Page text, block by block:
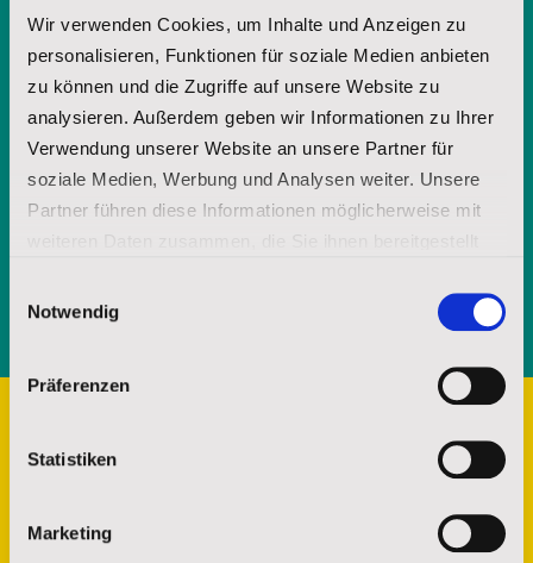
Wir verwenden Cookies, um Inhalte und Anzeigen zu
personalisieren, Funktionen für soziale Medien anbieten
zu können und die Zugriffe auf unsere Website zu
analysieren. Außerdem geben wir Informationen zu Ihrer
Verwendung unserer Website an unsere Partner für
soziale Medien, Werbung und Analysen weiter. Unsere
Partner führen diese Informationen möglicherweise mit
gesammelt haben.
Notwendig
Präferenzen
Statistiken
Marketing
E-Mail-Adresse
Mit Ihrer jederzeit - etwa über spenderservice@stjosefs.de - widerruflichen
unsere Arbeit und die Möglichkeit uns durch Spenden zu unterstützen.